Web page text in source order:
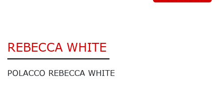
REBECCA WHITE
POLACCO REBECCA WHITE